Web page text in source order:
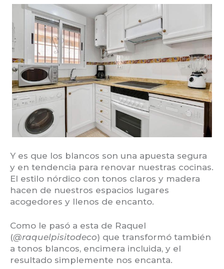
Y es que los blancos son una apuesta segura
y en tendencia para renovar nuestras cocinas.
El estilo nórdico con tonos claros y madera
hacen de nuestros espacios lugares
acogedores y llenos de encanto.
Como le pasó a esta de Raquel
(@raquelpisitodeco) que transformó también
a tonos blancos, encimera incluida, y el
resultado simplemente nos encanta.